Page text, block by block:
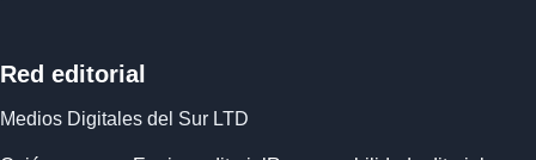
Red editorial
Medios Digitales del Sur LTD